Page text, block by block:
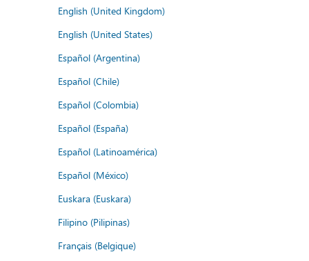
English (United Kingdom)
English (United States)
Español (Argentina)
Español (Chile)
Español (Colombia)
Español (España)
Español (Latinoamérica)
Español (México)
Euskara (Euskara)
Filipino (Pilipinas)
Français (Belgique)